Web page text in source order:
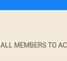
MEMBERS TO